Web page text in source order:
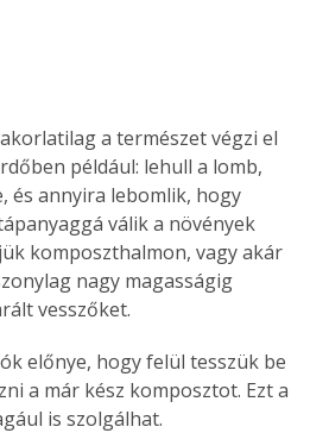
a természet végzi el
például: lehull a lomb,
és annyira lebomlik, hogy
válik a növények
komposzthalmon, vagy akár
nagy magasságig
vesszőket.
előnye, hogy felül tesszük be
a már kész komposztot. Ezt a
is szolgálhat.